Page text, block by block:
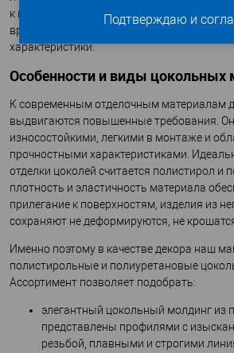
к негативным атмосферным
время сохраняют свои эксплуатационные и
характеристики.
Особенности и виды цокольных
К современным отделочным материалам
выдвигаются повышенные требования.
износостойкими, легкими в монтаже и
прочностными характеристиками.
отделки цоколей считается полистирол и
плотность и эластичность материала
прилегание к поверхностям, изделия из
сохраняют не деформируются, не
Именно поэтому в качестве декора наш
полистирольные и полиуретановые
Ассортимент позволяет подобрать:
элегантный цокольный молдинг из
представлены профилями с
резьбой, плавными и строгими
Подтверждаю и